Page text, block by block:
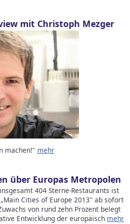
mit Christoph Mezger
machen!" mehr
über Europas Metropolen
404 Sterne-Restaurants ist
Cities of Europe 2013" ab sofort
von rund zehn Prozent belegt
Entwicklung der europäisch mehr